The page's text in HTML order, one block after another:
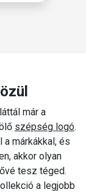
már a
szépség logó.
márkákkal, és
akkor olyan
tesz téged.
a legjobb